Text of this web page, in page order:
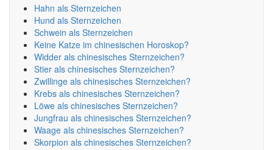
Hahn als Sternzeichen
Hund als Sternzeichen
Schwein als Sternzeichen
Keine Katze im chinesischen Horoskop?
Widder als chinesisches Sternzeichen?
Stier als chinesisches Sternzeichen?
Zwillinge als chinesisches Sternzeichen?
Krebs als chinesisches Sternzeichen?
Löwe als chinesisches Sternzeichen?
Jungfrau als chinesisches Sternzeichen?
Waage als chinesisches Sternzeichen?
Skorpion als chinesisches Sternzeichen?